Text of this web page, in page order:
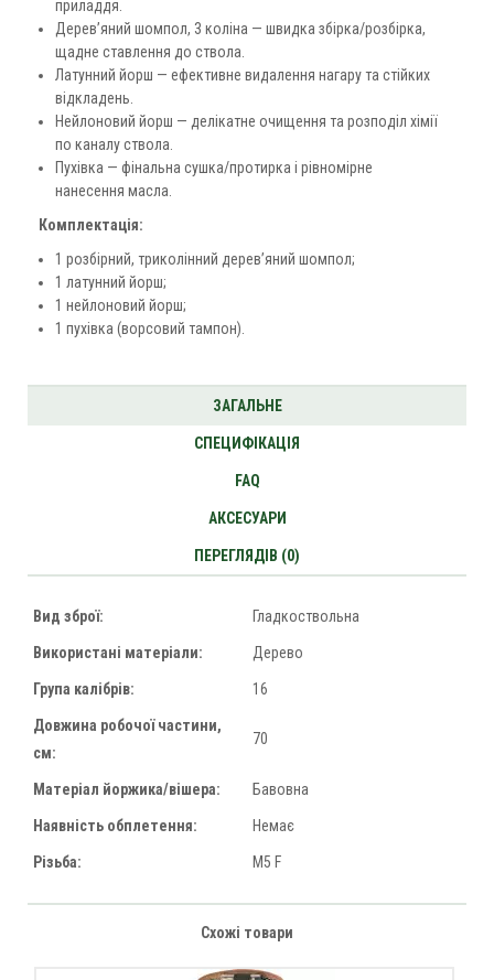
приладдя.
Дерев’яний шомпол, 3 коліна — швидка збірка/розбірка,
щадне ставлення до ствола.
Латунний йорш — ефективне видалення нагару та стійких
відкладень.
Нейлоновий йорш — делікатне очищення та розподіл хімії
по каналу ствола.
Пухівка — фінальна сушка/протирка і рівномірне
нанесення масла.
Комплектація:
1 розбірний, триколінний дерев’яний шомпол;
1 латунний йорш;
1 нейлоновий йорш;
1 пухівка (ворсовий тампон).
ЗАГАЛЬНЕ
СПЕЦИФІКАЦІЯ
FAQ
АКСЕСУАРИ
ПЕРЕГЛЯДІВ (0)
Вид зброї: Гладкоствольна
Використані матеріали: Дерево
Група калібрів: 16
Довжина робочої частини,
см:
70
Матеріал йоржика/вішера: Бавовна
Наявність обплетення: Немає
Різьба: M5 F
Схожі товари